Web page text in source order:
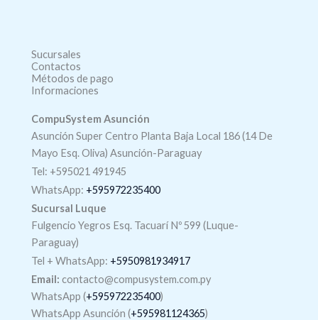
Sucursales
Contactos
Métodos de pago
Informaciones
CompuSystem Asunción
Asunción Super Centro Planta Baja Local 186 (14 De
Mayo Esq. Oliva) Asunción-Paraguay
Tel: +595021 491945
WhatsApp: +595972235400
Sucursal Luque
Fulgencio Yegros Esq. Tacuarí Nº 599 (Luque-
Paraguay)
Tel + WhatsApp: +5950981934917
Email: contacto@compusystem.com.py
WhatsApp (+595972235400)
WhatsApp Asunción (+595981124365)